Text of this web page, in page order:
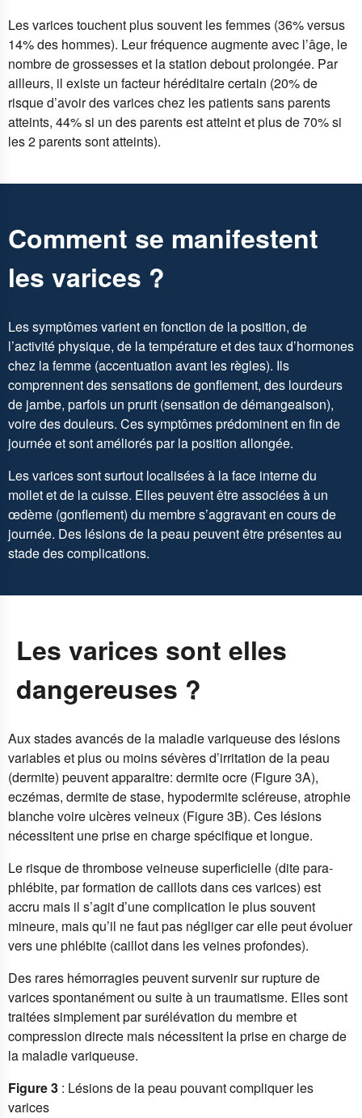
Les varices touchent plus souvent les femmes (36% versus
14% des hommes). Leur fréquence augmente avec l’âge, le
nombre de grossesses et la station debout prolongée. Par
ailleurs, il existe un facteur héréditaire certain (20% de
risque d’avoir des varices chez les patients sans parents
atteints, 44% si un des parents est atteint et plus de 70% si
les 2 parents sont atteints).
Comment se manifestent
les varices ?
Les symptômes varient en fonction de la position, de
l’activité physique, de la température et des taux d’hormones
chez la femme (accentuation avant les règles). Ils
comprennent des sensations de gonflement, des lourdeurs
de jambe, parfois un prurit (sensation de démangeaison),
voire des douleurs. Ces symptômes prédominent en fin de
journée et sont améliorés par la position allongée.
Les varices sont surtout localisées à la face interne du
mollet et de la cuisse. Elles peuvent être associées à un
œdème (gonflement) du membre s’aggravant en cours de
journée. Des lésions de la peau peuvent être présentes au
stade des complications.
Les varices sont elles
dangereuses ?
Aux stades avancés de la maladie variqueuse des lésions
variables et plus ou moins sévères d’irritation de la peau
(dermite) peuvent apparaitre: dermite ocre (Figure 3A),
eczémas, dermite de stase, hypodermite scléreuse, atrophie
blanche voire ulcères veineux (Figure 3B). Ces lésions
nécessitent une prise en charge spécifique et longue.
Le risque de thrombose veineuse superficielle (dite para-
phlébite, par formation de caillots dans ces varices) est
accru mais il s’agit d’une complication le plus souvent
mineure, mais qu’il ne faut pas négliger car elle peut évoluer
vers une phlébite (caillot dans les veines profondes).
Des rares hémorragies peuvent survenir sur rupture de
varices spontanément ou suite à un traumatisme. Elles sont
traitées simplement par surélévation du membre et
compression directe mais nécessitent la prise en charge de
la maladie variqueuse.
Figure 3 : Lésions de la peau pouvant compliquer les
varices